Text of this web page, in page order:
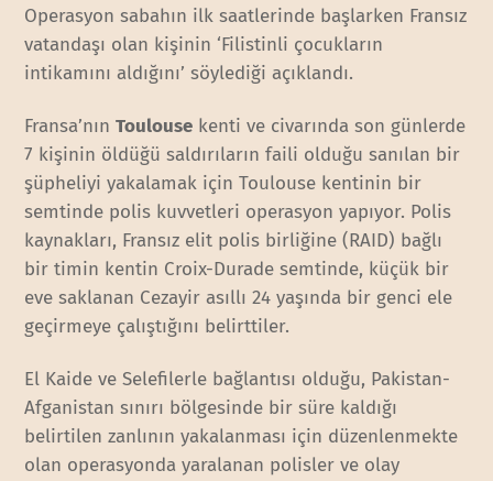
Operasyon sabahın ilk saatlerinde başlarken Fransız
vatandaşı olan kişinin ‘Filistinli çocukların
intikamını aldığını’ söylediği açıklandı.
Fransa’nınToulouse kenti ve civarında son günlerde
7 kişinin öldüğü saldırıların faili olduğu sanılan bir
şüpheliyi yakalamak için Toulouse kentinin bir
semtinde polis kuvvetleri operasyon yapıyor. Polis
kaynakları, Fransız elit polis birliğine (RAID) bağlı
bir timin kentin Croix-Durade semtinde, küçük bir
eve saklanan Cezayir asıllı 24 yaşında bir genci ele
geçirmeye çalıştığını belirttiler.
El Kaide ve Selefilerle bağlantısı olduğu, Pakistan-
Afganistan sınırı bölgesinde bir süre kaldığı
belirtilen zanlının yakalanması için düzenlenmekte
olan operasyonda yaralanan polisler ve olay